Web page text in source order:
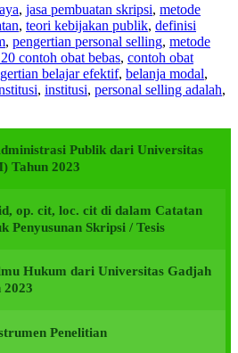
, jasa pembuatan skripsi, metode
, teori kebijakan publik, definisi
, pengertian personal selling, metode
contoh obat bebas, contoh obat
belajar efektif, belanja modal,
, institusi, personal selling adalah,
Publik dari Universitas
Tahun 2023
op. cit, loc. cit di dalam Catatan
Penyusunan Skripsi / Tesis
Hukum dari Universitas Gadjah
Penelitian